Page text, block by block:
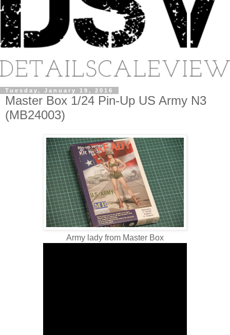
Tuesday, January 19, 2016
Master Box 1/24 Pin-Up US Army N3
(MB24003)
Army lady from Master Box